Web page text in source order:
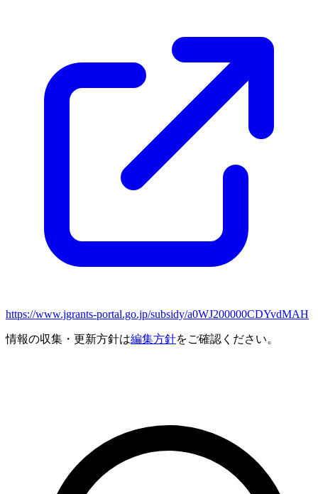
https://www.jgrants-portal.go.jp/subsidy/a0WJ200000CDYvdMAH
情報の収集・更新方針は編集方針をご確認ください。